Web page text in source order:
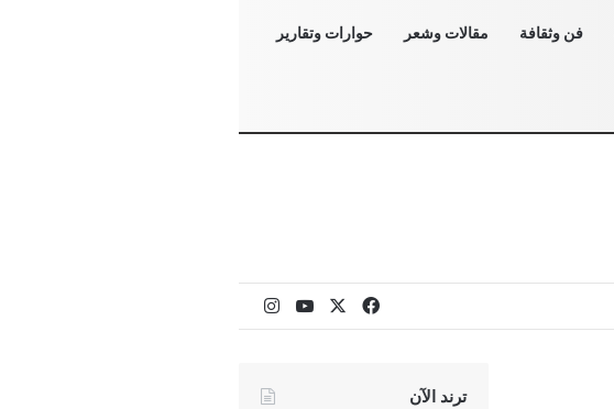
فن وثقافة مقالات وشعر حوارات وتقارير
فيسبوك ‫YouTubeانستقرام
ترند الآن